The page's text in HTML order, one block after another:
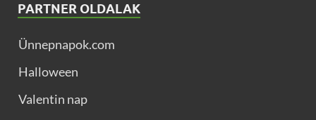
PARTNER OLDALAK
Ünnepnapok.com
Halloween
Valentin nap